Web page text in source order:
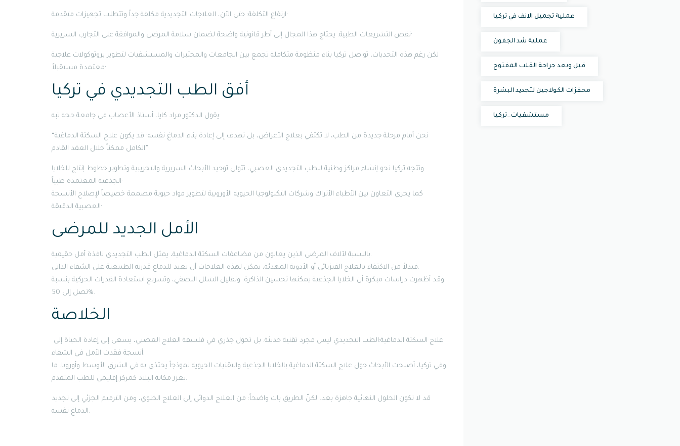
ارتفاع التكلفة: حتى الآن، العلاجات التجديدية مكلفة جداً وتتطلب تجهيزات متقدمة·
نقص التشريعات الطبية: يحتاج هذا المجال إلى أطر قانونية واضحة لضمان سلامة المرضى والموافقة على التجارب السريرية·
لكن رغم هذه التحديات، تواصل تركيا بناء منظومة متكاملة تجمع بين الجامعات والمختبرات والمستشفيات لتطوير بروتوكولات علاجية
معتمدة مستقبلاً·
أفق الطب التجديدي في تركيا
يقول الدكتور مراد كايا، أستاذ الأعصاب في جامعة حجة تبه:
“نحن أمام مرحلة جديدة من الطب، لا تكتفي بعلاج الأعراض، بل تهدف إلى إعادة بناء الدماغ نفسه· قد يكون علاج السكتة الدماغية
الكامل ممكناً خلال العقد القادم”·
وتتجه تركيا نحو إنشاء مراكز وطنية للطب التجديدي العصبي، تتولى توحيد الأبحاث السريرية والتجريبية وتطوير خطوط إنتاج للخلايا
الجذعية المعتمدة طبياً·
كما يجري التعاون بين الأطباء الأتراك وشركات التكنولوجيا الحيوية الأوروبية لتطوير مواد حيوية مصممة خصيصاً لإصلاح الأنسجة
العصبية الدقيقة·
الأمل الجديد للمرضى
بالنسبة لآلاف المرضى الذين يعانون من مضاعفات السكتة الدماغية، يمثل الطب التجديدي نافذة أمل حقيقية.
فبدلاً من الاكتفاء بالعلاج الفيزيائي أو الأدوية المهدئة، يمكن لهذه العلاجات أن تعيد للدماغ قدرته الطبيعية على الشفاء الذاتي.
وقد أظهرت دراسات مبكرة أن الخلايا الجذعية يمكنها تحسين الذاكرة. وتقليل الشلل النصفي، وتسريع استعادة القدرات الحركية بنسبة
تصل إلى 50%.
الخلاصة
أنسجة فقدت الأمل في الشفاء.
وفي تركيا، أصبحت الأبحاث حول علاج السكتة الدماغية بالخلايا الجذعية والتقنيات الحيوية نموذجاً يحتذى به في الشرق الأوسط وأوروبا. ما
يعزز مكانة البلاد كمركز إقليمي للطب المتقدم.
قد لا تكون الحلول النهائية جاهزة بعد، لكنّ الطريق بات واضحاً: من العلاج الدوائي إلى العلاج الخلوي، ومن الترميم الجزئي إلى تجديد
الدماغ نفسه.
عملية تجميل الانف في تركيا
عملية شد الجفون
قبل وبعد جراحة القلب المفتوح
محفزات الكولاجين لتجديد البشرة
مستشفيات_تركيا